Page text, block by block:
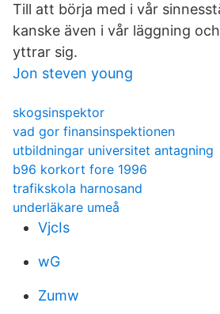
Till att börja med i vår
kanske även i vår läggning
yttrar sig.
Jon steven young
skogsinspektor
vad gor finansinspektionen
utbildningar universitet antagning
b96 korkort fore 1996
trafikskola harnosand
underläkare umeå
VjcIs
wG
Zumw